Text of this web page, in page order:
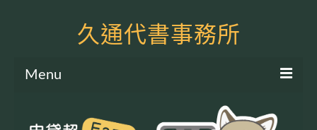
久通代書事務所
Menu